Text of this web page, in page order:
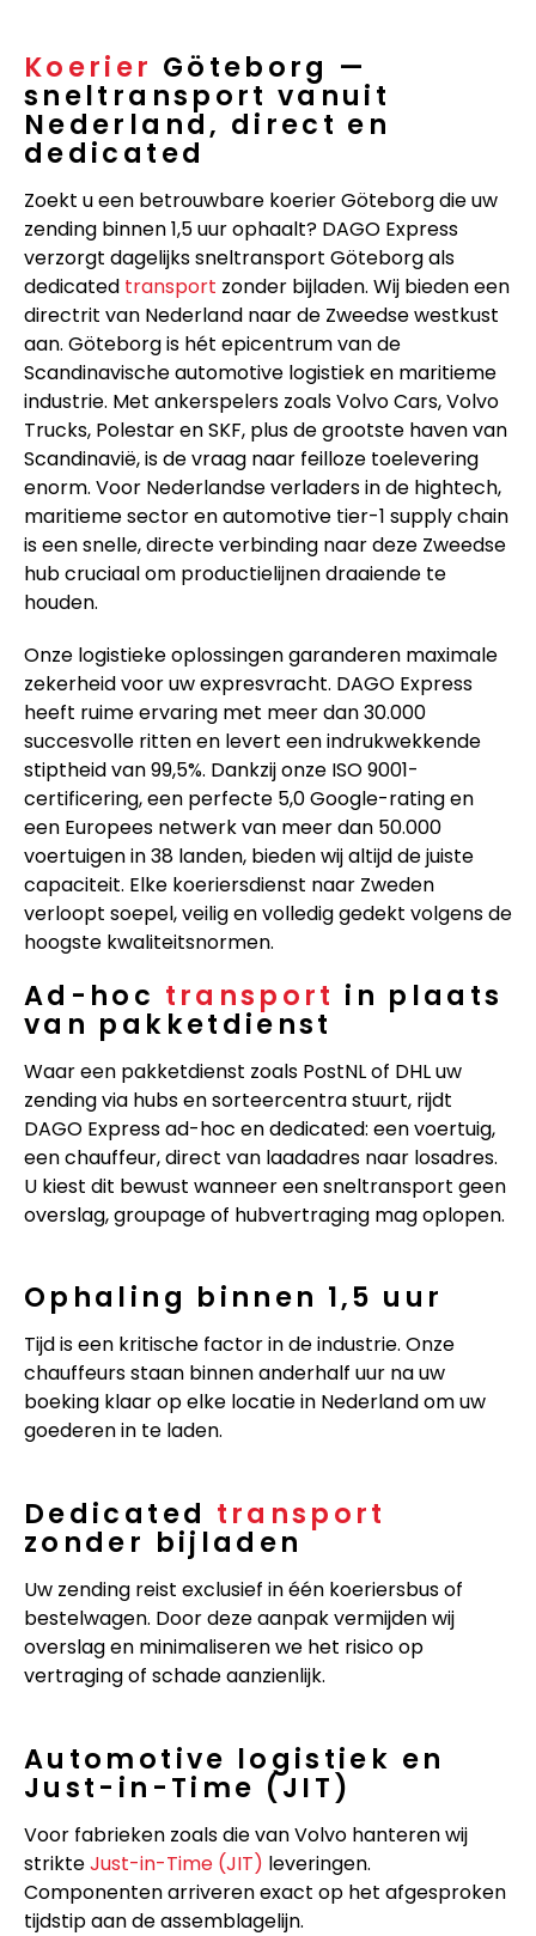
Koerier Göteborg —
sneltransport vanuit
Nederland, direct en
dedicated
Zoekt u een betrouwbare koerier Göteborg die uw
zending binnen 1,5 uur ophaalt? DAGO Express
verzorgt dagelijks sneltransport Göteborg als
dedicated transport zonder bijladen. Wij bieden een
directrit van Nederland naar de Zweedse westkust
aan. Göteborg is hét epicentrum van de
Scandinavische automotive logistiek en maritieme
industrie. Met ankerspelers zoals Volvo Cars, Volvo
Trucks, Polestar en SKF, plus de grootste haven van
Scandinavië, is de vraag naar feilloze toelevering
enorm. Voor Nederlandse verladers in de hightech,
maritieme sector en automotive tier-1 supply chain
is een snelle, directe verbinding naar deze Zweedse
hub cruciaal om productielijnen draaiende te
houden.
Onze logistieke oplossingen garanderen maximale
zekerheid voor uw expresvracht. DAGO Express
heeft ruime ervaring met meer dan 30.000
succesvolle ritten en levert een indrukwekkende
stiptheid van 99,5%. Dankzij onze ISO 9001-
certificering, een perfecte 5,0 Google-rating en
een Europees netwerk van meer dan 50.000
voertuigen in 38 landen, bieden wij altijd de juiste
capaciteit. Elke koeriersdienst naar Zweden
verloopt soepel, veilig en volledig gedekt volgens de
hoogste kwaliteitsnormen.
Ad-hoc transport in plaats
van pakketdienst
Waar een pakketdienst zoals PostNL of DHL uw
zending via hubs en sorteercentra stuurt, rijdt
DAGO Express ad-hoc en dedicated: een voertuig,
een chauffeur, direct van laadadres naar losadres.
U kiest dit bewust wanneer een sneltransport geen
overslag, groupage of hubvertraging mag oplopen.
Ophaling binnen 1,5 uur
Tijd is een kritische factor in de industrie. Onze
chauffeurs staan binnen anderhalf uur na uw
boeking klaar op elke locatie in Nederland om uw
goederen in te laden.
Dedicated transport
zonder bijladen
Uw zending reist exclusief in één koeriersbus of
bestelwagen. Door deze aanpak vermijden wij
overslag en minimaliseren we het risico op
vertraging of schade aanzienlijk.
Automotive logistiek en
Just-in-Time (JIT)
Voor fabrieken zoals die van Volvo hanteren wij
strikteJust-in-Time (JIT) leveringen.
Componenten arriveren exact op het afgesproken
tijdstip aan de assemblagelijn.